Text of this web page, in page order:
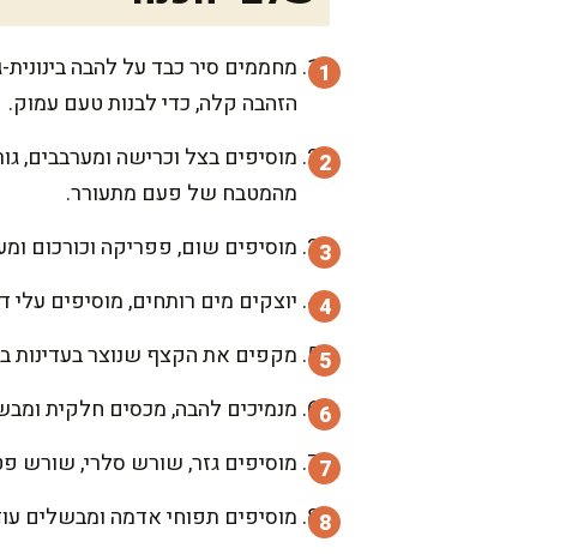
הזהבה קלה, כדי לבנות טעם עמוק.
מהמטבח של פעם מתעורר.
מוסיפים שום, פפריקה וכורכום ומערבבים 30 שניות, רק עד שהתבלינים מתבשמים. נזהרים לא
יוצקים מים רותחים, מוסיפים
מקפים את הקצף שנוצר בעדינות בעזרת כף
מנמיכים להבה, מכסים חלקית ומבשלים 90 דקות בעבוע עדין, עד שהבשר מתרכך והציר
מוסיפים גזר, שורש סלרי, שורש פטרוזיליה וקולורבי.
מוסיפים תפוחי אדמה ומבשלים עוד 20 דקות, עד שכל הירקות רכים אך שומרים על